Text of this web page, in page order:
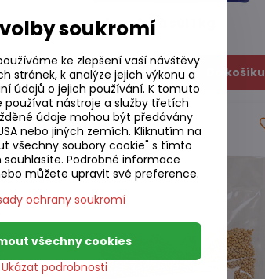
Jemná mořská sůl 1 kg
Skladem
87,85 Kč Do košíku
soukromí
ke zlepšení vaší návštěvy
stránek, k analýze jejich výkonu a
údajů o jejich používání. K tomuto
používat nástroje a služby třetích
údaje mohou být předávány
nebo jiných zemích. Kliknutím na
všechny soubory cookie" s tímto
Podrobné informace
můžete upravit své preference.
ochrany soukromí
Ukázat podrobnosti
všechny cookies